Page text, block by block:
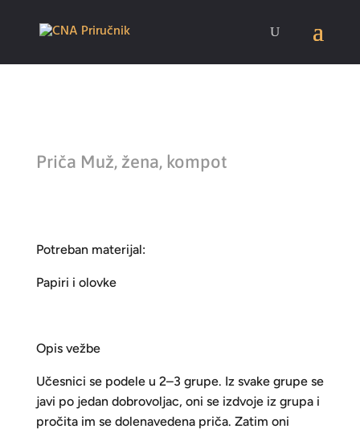
Priča Muž, žena, kompot
Potreban materijal:
Papiri i olovke
Opis vežbe
Učesnici se podele u 2–3 grupe. Iz svake grupe se
javi po jedan dobrovoljac, oni se izdvoje iz grupa i
pročita im se dolenavedena priča. Zatim oni